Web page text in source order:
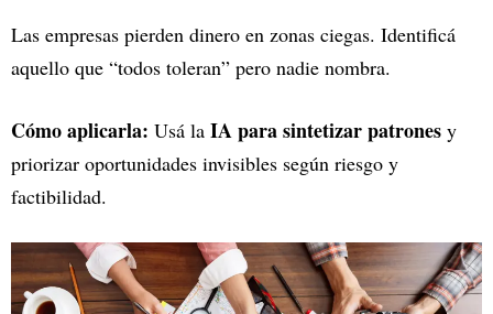
Las empresas pierden dinero en zonas ciegas. Identificá
aquello que “todos toleran” pero nadie nombra.
Cómo aplicarla: Usá la IA para sintetizar patrones y
priorizar oportunidades invisibles según riesgo y
factibilidad.